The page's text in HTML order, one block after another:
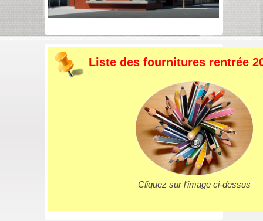
Liste des fournitures rentrée
*Cliquez sur l'image ci-dessus*